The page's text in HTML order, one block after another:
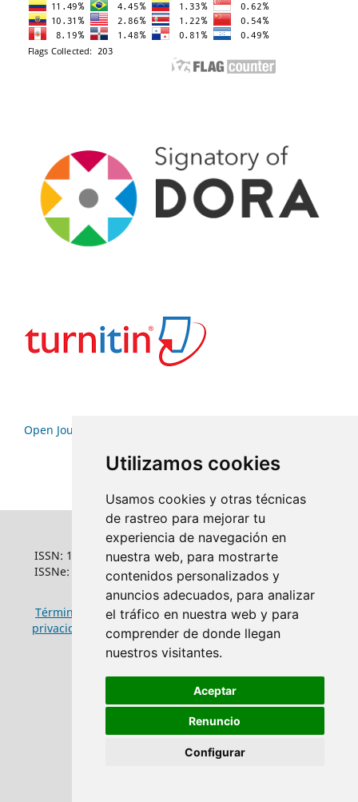
Utilizamos cookies
Usamos cookies y otras técnicas
de rastreo para mejorar tu
experiencia de navegación en
nuestra web, para mostrarte
contenidos personalizados y
anuncios adecuados, para analizar
el tráfico en nuestra web y para
comprender de donde llegan
nuestros visitantes.
Aceptar
Renuncio
Configurar
Open Journal Systems
ISSN: 1022-6508
ISSNe: 1681-5653
Términos y condiciones de uso|Política de
privacidad
Política de cookies